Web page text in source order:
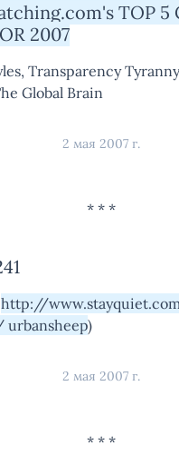
TOP 5
2007
Transparency
Global Brain
2 мая 2007 г.
http://
)
2 мая 2007 г.